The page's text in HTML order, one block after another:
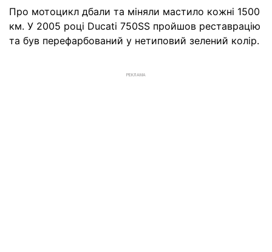
Про мотоцикл дбали та міняли мастило кожні 1500
км. У 2005 році Ducati 750SS пройшов реставрацію
та був перефарбований у нетиповий зелений колір.
РЕКЛАМА